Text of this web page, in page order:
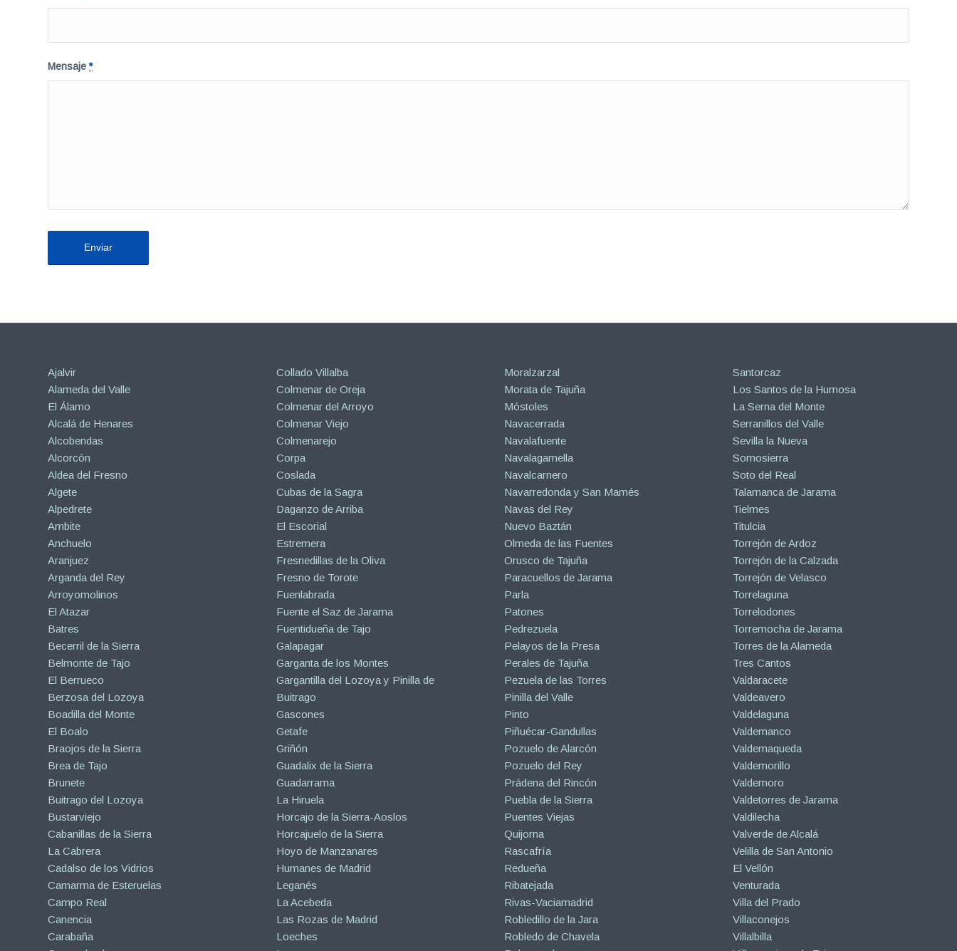
Mensaje*
Ajalvir
Alameda del Valle
El Álamo
Alcalá de Henares
Alcobendas
Alcorcón
Aldea del Fresno
Algete
Alpedrete
Ambite
Anchuelo
Aranjuez
Arganda del Rey
Arroyomolinos
El Atazar
Batres
Becerril de la Sierra
Belmonte de Tajo
El Berrueco
Berzosa del Lozoya
Boadilla del Monte
El Boalo
Braojos de la Sierra
Brea de Tajo
Brunete
Buitrago del Lozoya
Bustarviejo
Cabanillas de la Sierra
La Cabrera
Cadalso de los Vidrios
Camarma de Esteruelas
Campo Real
Canencia
Carabaña
Collado Villalba
Colmenar de Oreja
Colmenar del Arroyo
Colmenar Viejo
Colmenarejo
Corpa
Coslada
Cubas de la Sagra
Daganzo de Arriba
El Escorial
Estremera
Fresnedillas de la Oliva
Fresno de Torote
Fuenlabrada
Fuente el Saz de Jarama
Fuentidueña de Tajo
Galapagar
Garganta de los Montes
Gargantilla del Lozoya y Pinilla de
Buitrago
Gascones
Getafe
Griñón
Guadalix de la Sierra
Guadarrama
La Hiruela
Horcajo de la Sierra-Aoslos
Horcajuelo de la Sierra
Hoyo de Manzanares
Humanes de Madrid
Leganés
La Acebeda
Las Rozas de Madrid
Loeches
Moralzarzal
Morata de Tajuña
Móstoles
Navacerrada
Navalafuente
Navalagamella
Navalcarnero
Navarredonda y San Mamés
Navas del Rey
Nuevo Baztán
Olmeda de las Fuentes
Orusco de Tajuña
Paracuellos de Jarama
Parla
Patones
Pedrezuela
Pelayos de la Presa
Perales de Tajuña
Pezuela de las Torres
Pinilla del Valle
Pinto
Piñuécar-Gandullas
Pozuelo de Alarcón
Pozuelo del Rey
Prádena del Rincón
Puebla de la Sierra
Puentes Viejas
Quijorna
Rascafría
Redueña
Ribatejada
Rivas-Vaciamadrid
Robledillo de la Jara
Robledo de Chavela
Santorcaz
Los Santos de la Humosa
La Serna del Monte
Serranillos del Valle
Sevilla la Nueva
Somosierra
Soto del Real
Talamanca de Jarama
Tielmes
Titulcia
Torrejón de Ardoz
Torrejón de la Calzada
Torrejón de Velasco
Torrelaguna
Torrelodones
Torremocha de Jarama
Torres de la Alameda
Tres Cantos
Valdaracete
Valdeavero
Valdelaguna
Valdemanco
Valdemaqueda
Valdemorillo
Valdemoro
Valdetorres de Jarama
Valdilecha
Valverde de Alcalá
Velilla de San Antonio
El Vellón
Venturada
Villa del Prado
Villaconejos
Villalbilla